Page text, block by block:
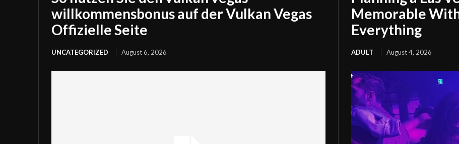
willkommensbonus auf der Vulkan Vegas
Offizielle Seite
UNCATEGORIZED August 6, 2026
Memorable
Everything
ADULT August 4, 2026